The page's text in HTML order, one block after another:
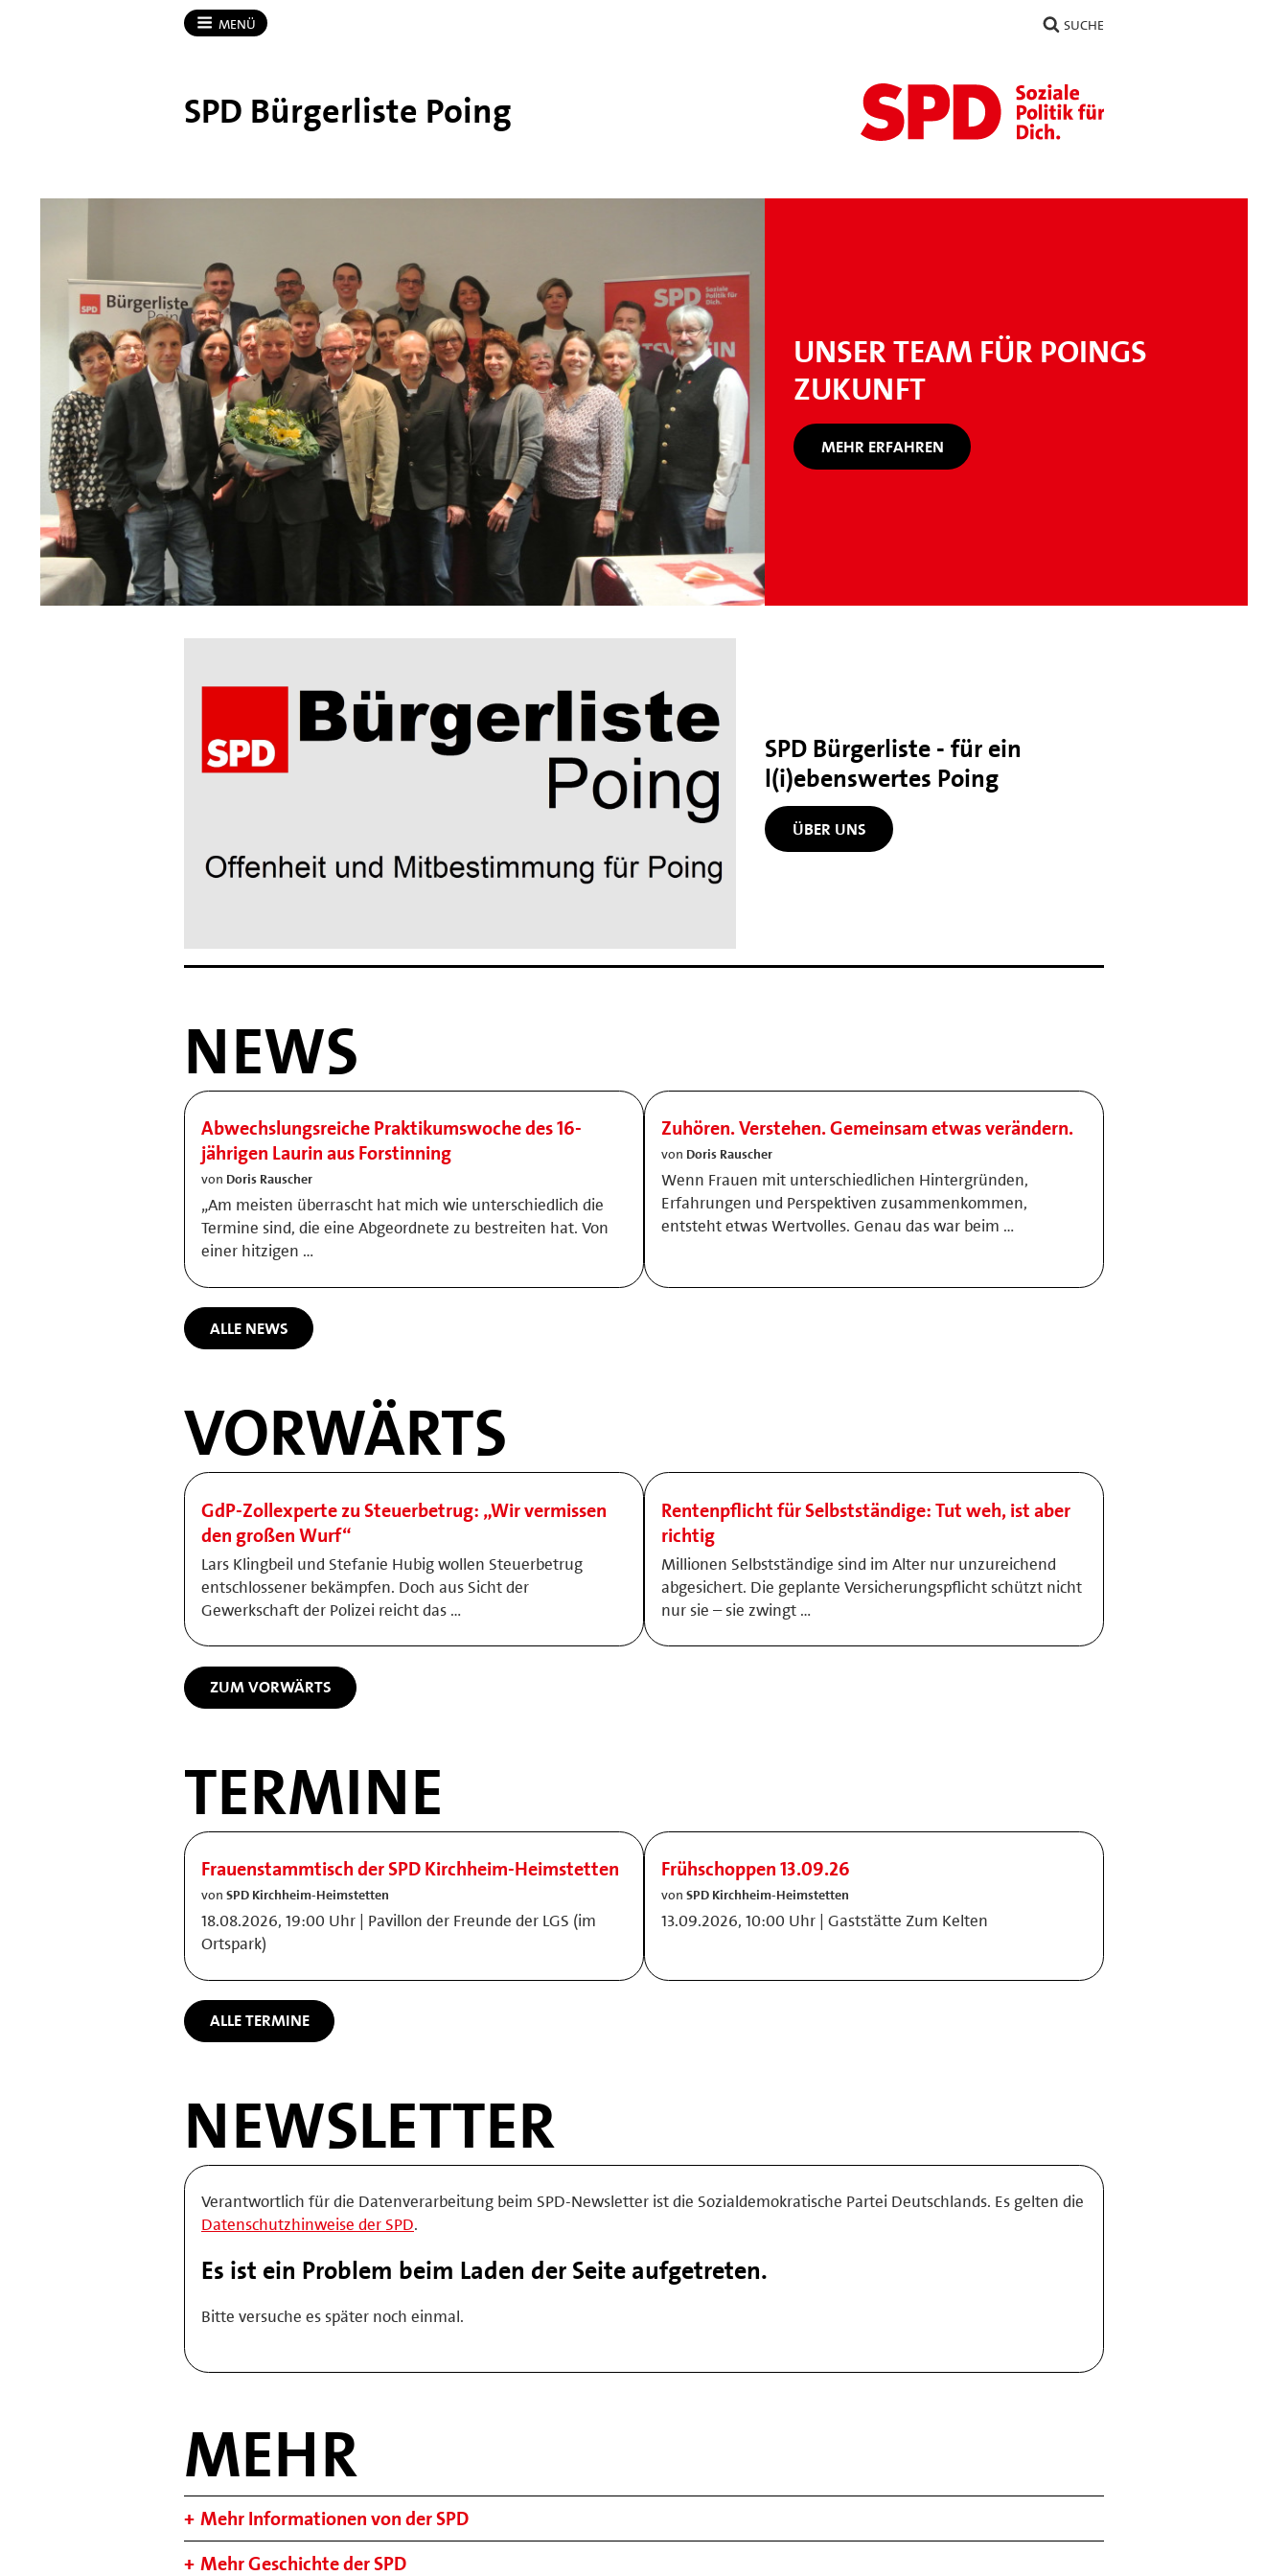
MENÜ SUCHE
SPD Bürgerliste Poing
UNSER TEAM FÜR POINGS
ZUKUNFT
MEHR ERFAHREN
SPD Bürgerliste - für ein
l(i)ebenswertes Poing
ÜBER UNS
NEWS
Abwechslungsreiche Praktikumswoche des 16-
jährigen Laurin aus Forstinning
von Doris Rauscher
„Am meisten überrascht hat mich wie unterschiedlich die
Termine sind, die eine Abgeordnete zu bestreiten hat. Von
einer hitzigen …
Zuhören. Verstehen. Gemeinsam etwas verändern.
von Doris Rauscher
Wenn Frauen mit unterschiedlichen Hintergründen,
Erfahrungen und Perspektiven zusammenkommen,
entsteht etwas Wertvolles. Genau das war beim …
ALLE NEWS
VORWÄRTS
GdP-Zollexperte zu Steuerbetrug: „Wir vermissen
den großen Wurf“
Lars Klingbeil und Stefanie Hubig wollen Steuerbetrug
entschlossener bekämpfen. Doch aus Sicht der
Gewerkschaft der Polizei reicht das …
Rentenpflicht für Selbstständige: Tut weh, ist aber
richtig
Millionen Selbstständige sind im Alter nur unzureichend
abgesichert. Die geplante Versicherungspflicht schützt nicht
nur sie – sie zwingt …
ZUM VORWÄRTS
TERMINE
Frauenstammtisch der SPD Kirchheim-Heimstetten
von SPD Kirchheim-Heimstetten
18.08.2026, 19:00 Uhr | Pavillon der Freunde der LGS (im
Ortspark)
Frühschoppen 13.09.26
von SPD Kirchheim-Heimstetten
13.09.2026, 10:00 Uhr | Gaststätte Zum Kelten
ALLE TERMINE
NEWSLETTER
Verantwortlich für die Datenverarbeitung beim SPD-Newsletter ist die Sozialdemokratische Partei Deutschlands. Es gelten die
Datenschutzhinweise der SPD.
Es ist ein Problem beim Laden der Seite aufgetreten.
Bitte versuche es später noch einmal.
MEHR
Mehr Informationen von der SPD
Mehr Geschichte der SPD